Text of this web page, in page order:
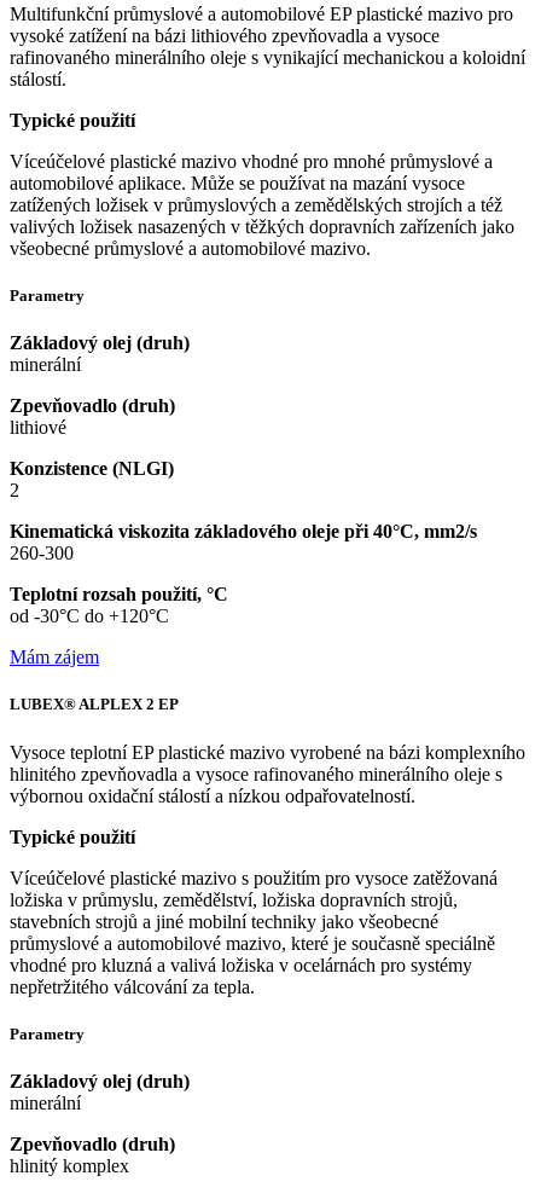
Multifunkční průmyslové a automobilové EP plastické mazivo pro
vysoké zatížení na bázi lithiového zpevňovadla a vysoce
rafinovaného minerálního oleje s vynikající mechanickou a koloidní
stálostí.
Typické použití
Víceúčelové plastické mazivo vhodné pro mnohé průmyslové a
automobilové aplikace. Může se používat na mazání vysoce
zatížených ložisek v průmyslových a zemědělských strojích a též
valivých ložisek nasazených v těžkých dopravních zařízeních jako
všeobecné průmyslové a automobilové mazivo.
Parametry
Základový olej (druh)
minerální
Zpevňovadlo (druh)
lithiové
Konzistence (NLGI)
2
Kinematická viskozita základového oleje při 40°C, mm2/s
260-300
Teplotní rozsah použití, °C
od -30°C do +120°C
Mám zájem
LUBEX® ALPLEX 2 EP
Vysoce teplotní EP plastické mazivo vyrobené na bázi komplexního
hlinitého zpevňovadla a vysoce rafinovaného minerálního oleje s
výbornou oxidační stálostí a nízkou odpařovatelností.
Typické použití
Víceúčelové plastické mazivo s použitím pro vysoce zatěžovaná
ložiska v průmyslu, zemědělství, ložiska dopravních strojů,
stavebních strojů a jiné mobilní techniky jako všeobecné
průmyslové a automobilové mazivo, které je současně speciálně
vhodné pro kluzná a valivá ložiska v ocelárnách pro systémy
nepřetržitého válcování za tepla.
Parametry
Základový olej (druh)
minerální
Zpevňovadlo (druh)
hlinitý komplex